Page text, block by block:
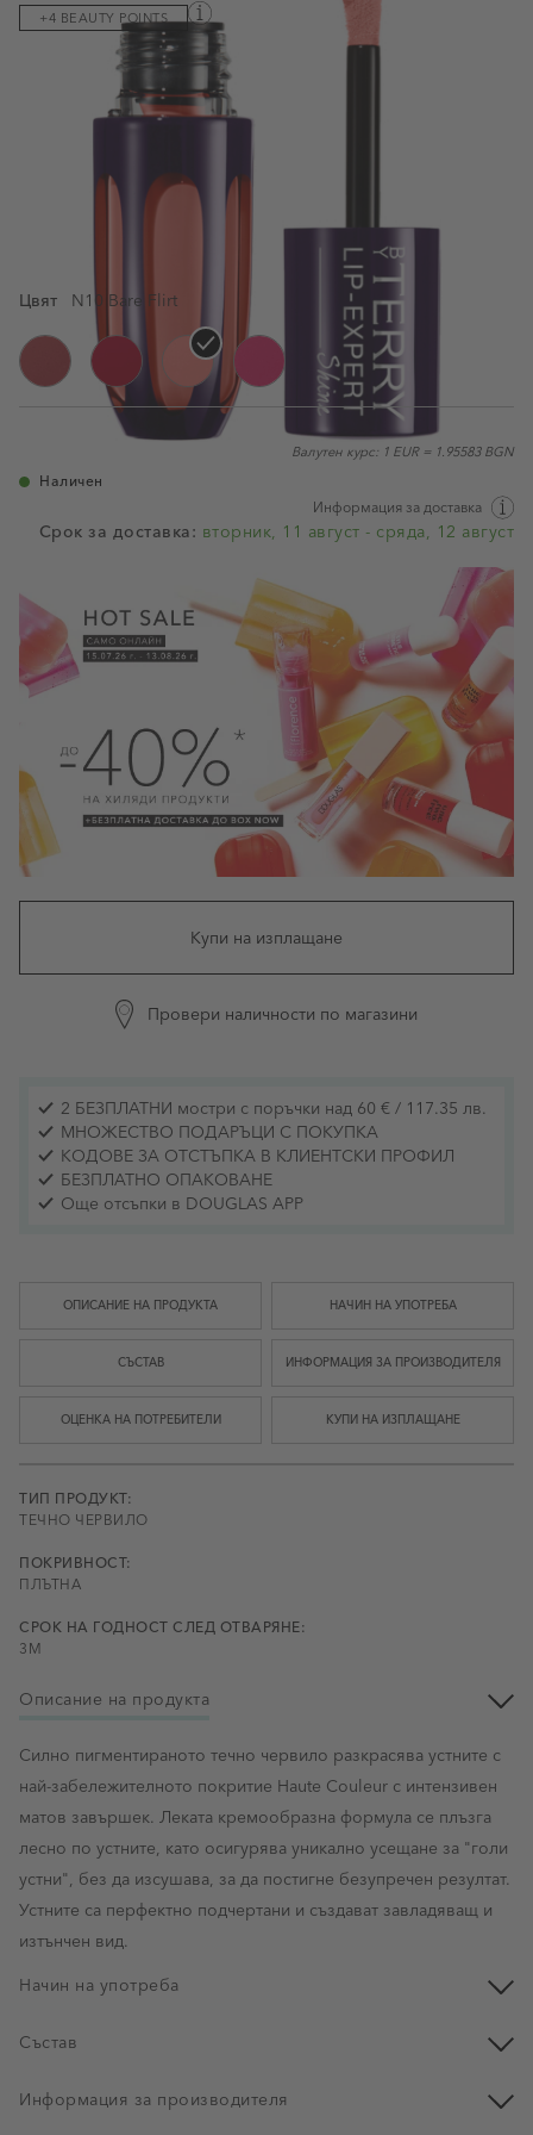
+4 BEAUTY POINTS
Силно пигментираното течно червило разкрасява устните с
най-забележителното покритие Haute Couleur с интензивен
матов завършек.
/44,10 лв. 32,21 € /63,00 лв.
Цвят N10 Bare Flirt
N4 Hot BareN6 Fire NudeN10 Bare FlirtN12 Gypsy Shot
Валутен курс: 1 EUR = 1.95583 BGN
Наличен
Информация за доставка
Срок за доставка: вторник, 11 август - сряда, 12 август
Купи на изплащане
Провери наличности по магазини
2 БЕЗПЛАТНИ мостри с поръчки над 60 € / 117.35 лв.
МНОЖЕСТВО ПОДАРЪЦИ С ПОКУПКА
КОДОВЕ ЗА ОТСТЪПКА В КЛИЕНТСКИ ПРОФИЛ
БЕЗПЛАТНО ОПАКОВАНЕ
Още отсъпки в DOUGLAS APP
ОПИСАНИЕ НА ПРОДУКТА НАЧИН НА УПОТРЕБА
СЪСТАВ ИНФОРМАЦИЯ ЗА ПРОИЗВОДИТЕЛЯ
ОЦЕНКА НА ПОТРЕБИТЕЛИ КУПИ НА ИЗПЛАЩАНЕ
ТИП ПРОДУКТ:
ТЕЧНО ЧЕРВИЛО
ПОКРИВНОСТ:
ПЛЪТНА
СРОК НА ГОДНОСТ СЛЕД ОТВАРЯНЕ:
3M
Описание на продукта
Силно пигментираното течно червило разкрасява устните с
най-забележителното покритие Haute Couleur с интензивен
матов завършек. Леката кремообразна формула се плъзга
лесно по устните, като осигурява уникално усещане за "голи
устни", без да изсушава, за да постигне безупречен резултат.
Устните са перфектно подчертани и създават завладяващ и
изтънчен вид.
Начин на употреба
Състав
Информация за производителя